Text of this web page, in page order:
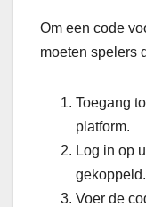
Om een code
moeten spelers
Toegang
platform.
Log in op
gekoppeld.
Voer de